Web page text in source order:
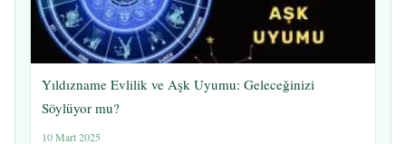
Yıldızname Evlilik ve Aşk Uyumu: Geleceğinizi
Söylüyor mu?
10 Mart 2025